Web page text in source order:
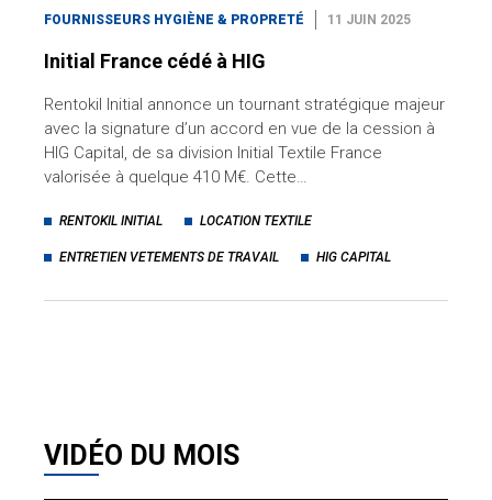
FOURNISSEURS HYGIÈNE & PROPRETÉ 11 JUIN 2025
Initial France cédé à HIG
Rentokil Initial annonce un tournant stratégique majeur
avec la signature d’un accord en vue de la cession à
HIG Capital, de sa division Initial Textile France
valorisée à quelque 410 M€. Cette…
RENTOKIL INITIAL LOCATION TEXTILE
ENTRETIEN VETEMENTS DE TRAVAIL HIG CAPITAL
VIDÉO DU MOIS